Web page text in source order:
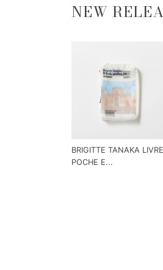
NEW
BRIGITTE TANAKA LIVRE
POCHE E...